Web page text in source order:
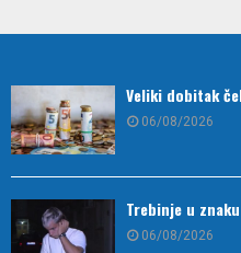
Veliki dobitak
06/08/2026
Trebinje u
06/08/2026